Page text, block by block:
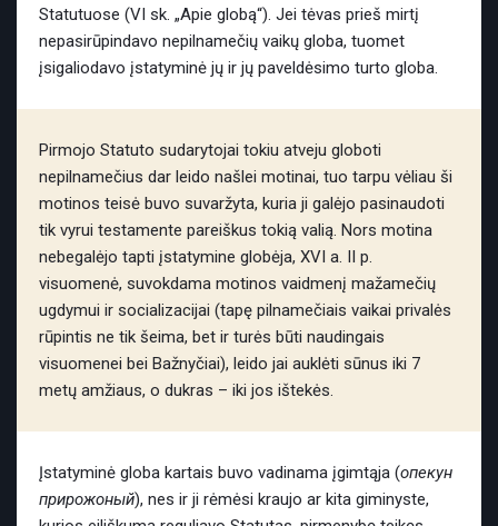
Statutuose (VI sk. „Apie globą“). Jei tėvas prieš mirtį
nepasirūpindavo nepilnamečių vaikų globa, tuomet
įsigaliodavo įstatyminė jų ir jų paveldėsimo turto globa.
Pirmojo Statuto sudarytojai tokiu atveju globoti
nepilnamečius dar leido našlei motinai, tuo tarpu vėliau ši
motinos teisė buvo suvaržyta, kuria ji galėjo pasinaudoti
tik vyrui testamente pareiškus tokią valią. Nors motina
nebegalėjo tapti įstatymine globėja, XVI a. II p.
visuomenė, suvokdama motinos vaidmenį mažamečių
ugdymui ir socializacijai (tapę pilnamečiais vaikai privalės
rūpintis ne tik šeima, bet ir turės būti naudingais
visuomenei bei Bažnyčiai), leido jai auklėti sūnus iki 7
metų amžiaus, o dukras – iki jos ištekės.
Įstatyminė globa kartais buvo vadinama įgimtąja (опекун
прирожoный), nes ir ji rėmėsi kraujo ar kita giminyste,